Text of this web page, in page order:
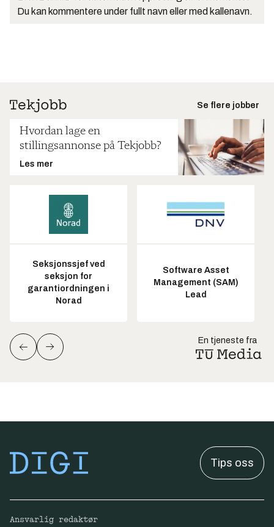
Du kan kommentere under fullt navn eller med kallenavn.
Se flere jobber
Hvordan lage en
stillingsannonse på Tekjobb?
Les mer
Seksjonssjef ved
seksjon for
garantiordningen i
Norad
Software Asset
Management (SAM)
Lead
En tjeneste fra
Tips oss
Ansvarlig redaktør